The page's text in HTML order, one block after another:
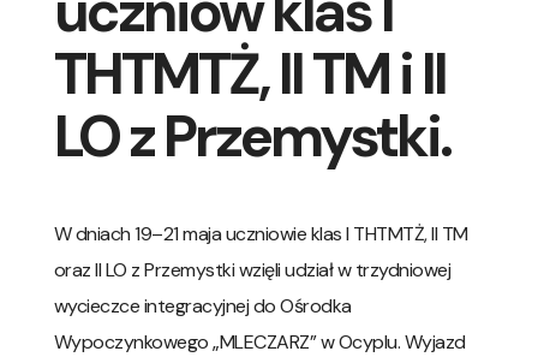
THTMTŻ, II TM i II
LO z Przemystki.
W dniach 19–21 maja uczniowie klas I THTMTŻ, II TM
oraz II LO z Przemystki wzięli udział w trzydniowej
wycieczce integracyjnej do Ośrodka
Wypoczynkowego „MLECZARZ” w Ocyplu. Wyjazd